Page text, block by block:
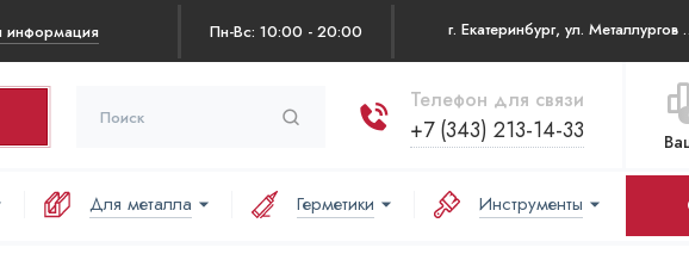
информация Пн-Вс: 10:00 - 20:00 г.
Телефон для связи
+7 (343) 213-14-33
Цена за все:
Для металла Герметики Инструменты